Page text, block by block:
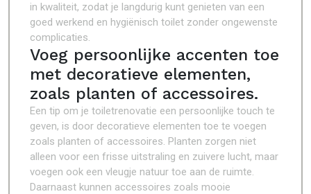
in kwaliteit, zodat je langdurig kunt genieten van een
goed werkend en hygiënisch toilet zonder ongewenste
complicaties.
Voeg persoonlijke accenten toe
met decoratieve elementen,
zoals planten of accessoires.
Een tip om je toiletrenovatie een persoonlijke touch te
geven, is door decoratieve elementen toe te voegen
zoals planten of accessoires. Planten zorgen niet
alleen voor een frisse uitstraling en zuivere lucht, maar
voegen ook een vleugje natuur toe aan de ruimte.
Daarnaast kunnen accessoires zoals mooie